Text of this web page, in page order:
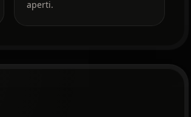
aperti.